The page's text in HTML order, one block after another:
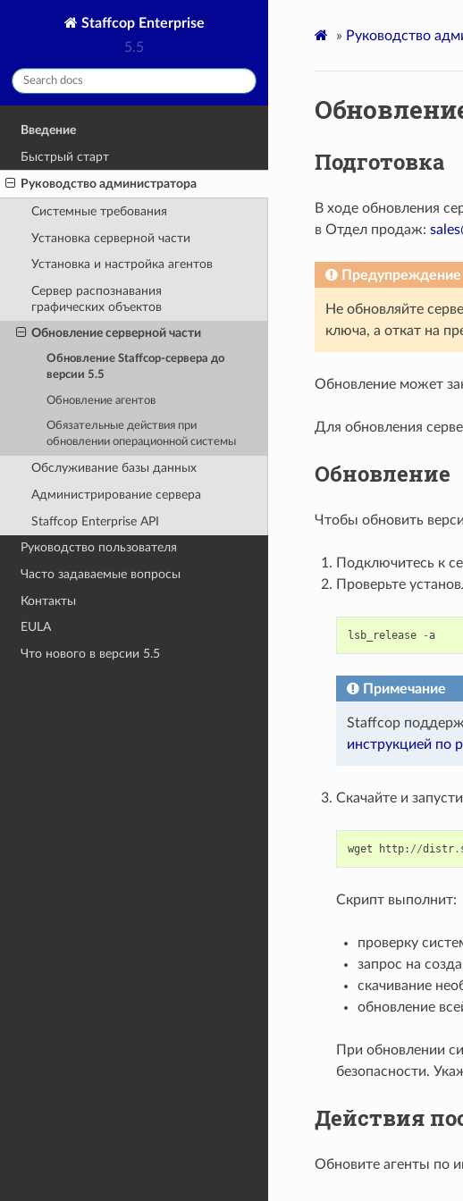
Staffcop Enterprise
5.5
Введение
Быстрый старт
Руководство администратора
Системные требования
Установка серверной части
Установка и настройка агентов
Cервер распознавания
графических объектов
Обновление серверной части
Обновление Staffcop-сервера до
версии 5.5
Обновление агентов
Обязательные действия при
обновлении операционной системы
Обслуживание базы данных
Администрирование сервера
Staffcop Enterprise API
Руководство пользователя
Часто задаваемые вопросы
Контакты
EULA
Что нового в версии 5.5
» Руководство
Подготовка
В ходе обновления
в Отдел продаж: sales
Предупреждение
Не обновляйте
ключа, а откат на
Обновление может
Для обновления
Обновление
Чтобы обновить
Подключитесь к
Проверьте
lsb_release -a
Примечание
Staffcop
инструкцией по
Скачайте и
wget http: //distr.
Скрипт выполнит:
проверку
запрос на
скачивание
обновление
При обновлении
безопасности.
Действия
Обновите агенты по